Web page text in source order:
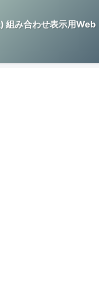
組み合わせ表示用Web